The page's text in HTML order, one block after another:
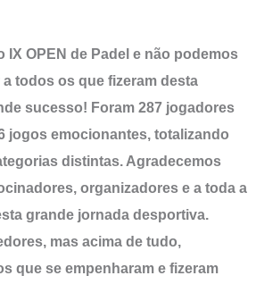
IX OPEN de Padel e não podemos
todos os que fizeram desta
sucesso! Foram 287 jogadores
jogos emocionantes, totalizando
distintas. Agradecemos
organizadores e a toda a
grande jornada desportiva.
mas acima de tudo,
que se empenharam e fizeram